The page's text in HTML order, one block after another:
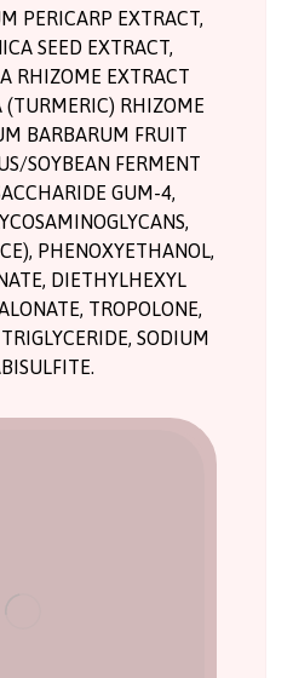
PERICARP EXTRACT,
SEED EXTRACT,
RHIZOME EXTRACT
(TURMERIC) RHIZOME
BARBARUM FRUIT
SOYBEAN FERMENT
GUM-4,
PHENOXYETHANOL,
DIETHYLHEXYL
TROPOLONE,
SODIUM